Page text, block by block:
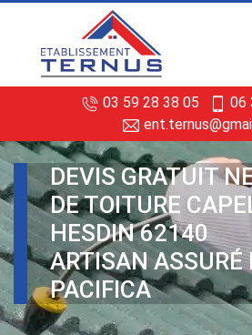
03 59 28 38 05
06
DEVIS GRATUIT
DE TOITURE
HESDIN 62140
ARTISAN ASSURÉ
PACIFICA